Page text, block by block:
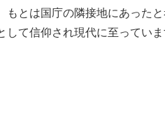
もとは国庁の隣接地にあった
して信仰され現代に至っていま